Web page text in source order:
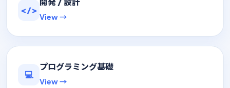
</>
View →
💻
プログラミング基礎
View →